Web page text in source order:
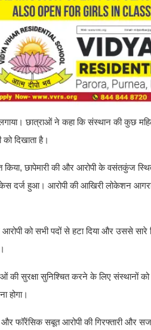
छात्राओं ने कहा कि संस्थान की कुछ
दिखाता है।
छापेमारी की और आरोपी के वसंतकुंज
दर्ज हुआ। आरोपी की आखिरी लोकेशन
को सभी पदों से हटा दिया और उससे सारे
की सुरक्षा सुनिश्चित करने के लिए संस्थानों
होगा।
और फॉरेंसिक सबूत आरोपी की गिरफ्तारी और